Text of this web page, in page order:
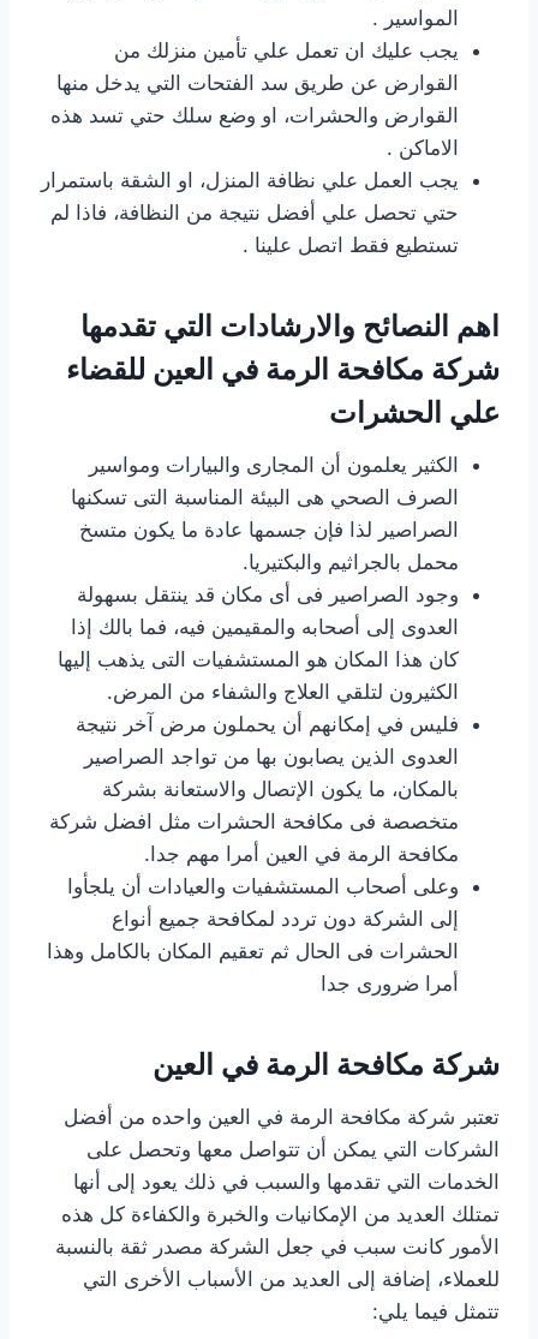
المواسير .
يجب عليك ان تعمل علي تأمين منزلك من
القوارض عن طريق سد الفتحات التي يدخل منها
القوارض والحشرات، او وضع سلك حتي تسد هذه
الاماكن .
يجب العمل علي نظافة المنزل، او الشقة باستمرار
حتي تحصل علي أفضل نتيجة من النظافة، فاذا لم
تستطيع فقط اتصل علينا .
اهم النصائح والارشادات التي تقدمها
شركة مكافحة الرمة في العين للقضاء
علي الحشرات
الكثير يعلمون أن المجارى والبيارات ومواسير
الصرف الصحي هى البيئة المناسبة التى تسكنها
الصراصير لذا فإن جسمها عادة ما يكون متسخ
محمل بالجراثيم والبكتيريا.
وجود الصراصير فى أى مكان قد ينتقل بسهولة
العدوى إلى أصحابه والمقيمين فيه، فما بالك إذا
كان هذا المكان هو المستشفيات التى يذهب إليها
الكثيرون لتلقي العلاج والشفاء من المرض.
فليس في إمكانهم أن يحملون مرض آخر نتيجة
العدوى الذين يصابون بها من تواجد الصراصير
بالمكان، ما يكون الإتصال والاستعانة بشركة
متخصصة فى مكافحة الحشرات مثل افضل شركة
مكافحة الرمة في العين أمرا مهم جدا.
وعلى أصحاب المستشفيات والعيادات أن يلجأوا
إلى الشركة دون تردد لمكافحة جميع أنواع
الحشرات فى الحال ثم تعقيم المكان بالكامل وهذا
أمرا ضرورى جدا
شركة مكافحة الرمة في العين
تعتبر شركة مكافحة الرمة في العين واحده من أفضل
الشركات التي يمكن أن تتواصل معها وتحصل على
الخدمات التي تقدمها والسبب في ذلك يعود إلى أنها
تمتلك العديد من الإمكانيات والخبرة والكفاءة كل هذه
الأمور كانت سبب في جعل الشركة مصدر ثقة بالنسبة
للعملاء، إضافة إلى العديد من الأسباب الأخرى التي
تتمثل فيما يلي: